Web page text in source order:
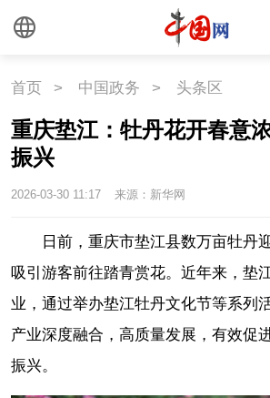
首页 > 中国政务 > 头条区
重庆垫江：牡丹花开春意
振兴
2026-03-30 11:17 来源：新华网
日前，重庆市垫江县数万亩牡丹
吸引游客前往踏青赏花。近年来，垫
业，通过举办垫江牡丹文化节等系列
产业深度融合，高质量发展，有效促
振兴。